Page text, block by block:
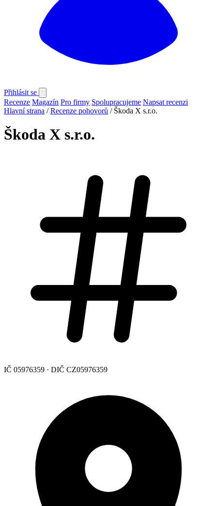
Přihlásit se
Recenze Magazín Pro firmy Spolupracujeme Napsat recenzi
Hlavní strana / Recenze pohovorů / Škoda X s.r.o.
Škoda X s.r.o.
IČ 05976359 · DIČ CZ05976359